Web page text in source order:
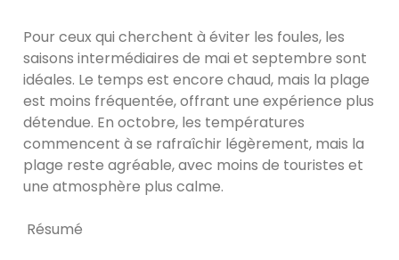
Pour ceux qui cherchent à éviter les foules, les
saisons intermédiaires de mai et septembre sont
idéales. Le temps est encore chaud, mais la plage
est moins fréquentée, offrant une expérience plus
détendue. En octobre, les températures
commencent à se rafraîchir légèrement, mais la
plage reste agréable, avec moins de touristes et
une atmosphère plus calme.
Résumé